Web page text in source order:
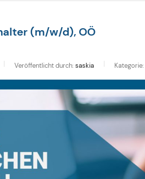
(m/w/d), OÖ
Veröffentlicht durch: saskia Kategorie: